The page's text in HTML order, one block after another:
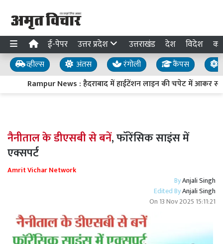
ई-पेपर उत्तर प्रदेश उत्तराखंड देश विदेश
व्हील्स अंतस रंगोली कैंपस
Rampur News : हैदराबाद में हाईटेंशन लाइन की चपेट में आकर
नैनीताल के डीएसबी से बनें, फॉरेंसिक साइंस में
एक्सपर्ट
Amrit Vichar Network
ByAnjali Singh
Edited ByAnjali Singh
On 13 Nov 2025 15:11:21